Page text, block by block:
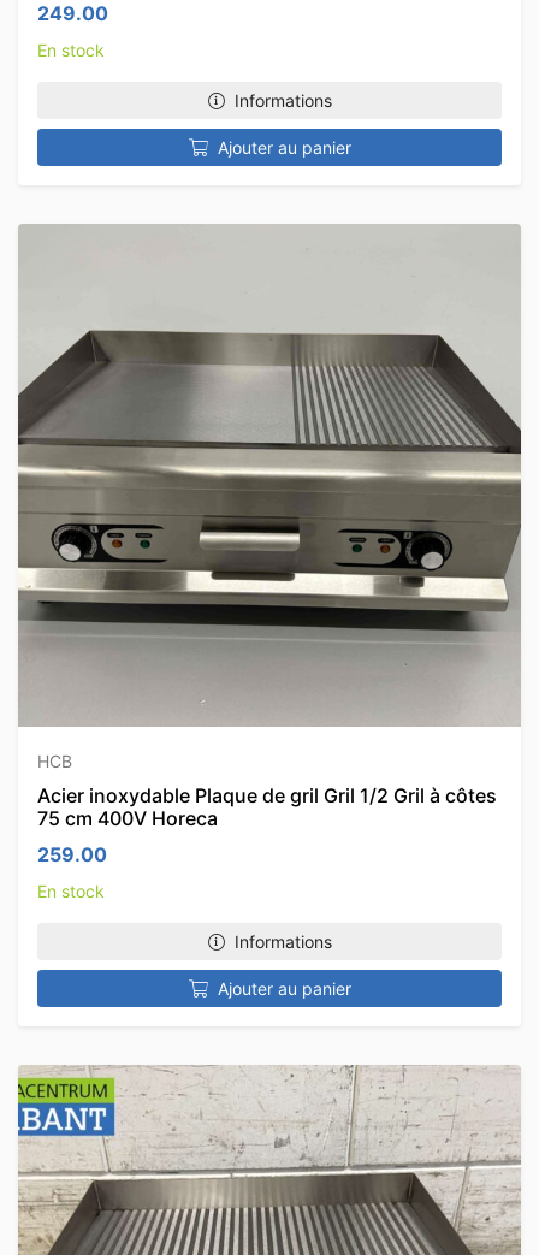
249.00
En stock
Informations
Ajouter au panier
HCB
Acier inoxydable Plaque de gril Gril 1/2 Gril à côtes
75 cm 400V Horeca
259.00
En stock
Informations
Ajouter au panier